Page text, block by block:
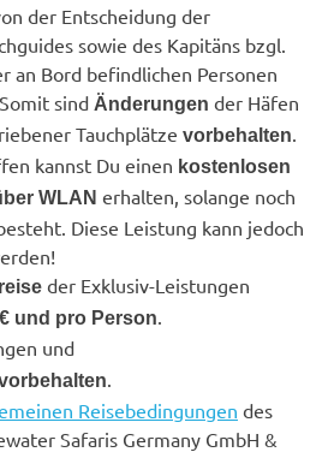
der Entscheidung der
sowie des Kapitäns bzgl.
an Bord befindlichen Personen
sind Änderungen der Häfen
Tauchplätze vorbehalten.
kannst Du einen kostenlosen
WLAN erhalten, solange noch
Diese Leistung kann jedoch
der Exklusiv-Leistungen
und pro Person.
und
.
Reisebedingungen des
Safaris Germany GmbH &